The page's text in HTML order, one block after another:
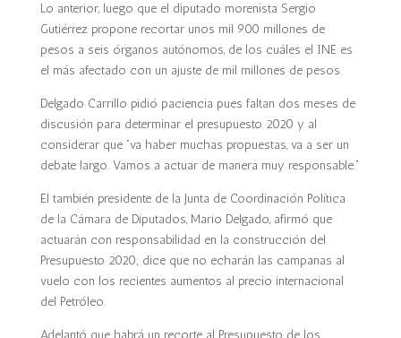
Lo anterior, luego que el diputado morenista Sergio
Gutiérrez propone recortar unos mil 900 millones de
pesos a seis órganos autónomos, de los cuáles el INE es
el más afectado con un ajuste de mil millones de pesos.
Delgado Carrillo pidió paciencia pues faltan dos meses de
discusión para determinar el presupuesto 2020 y al
considerar que “va haber muchas propuestas, va a ser un
debate largo. Vamos a actuar de manera muy responsable.”
El también presidente de la Junta de Coordinación Política
de la Cámara de Diputados, Mario Delgado, afirmó que
actuarán con responsabilidad en la construcción del
Presupuesto 2020; dice que no echarán las campanas al
vuelo con los recientes aumentos al precio internacional
del Petróleo.
Adelantó que habrá un recorte al Presupuesto de los